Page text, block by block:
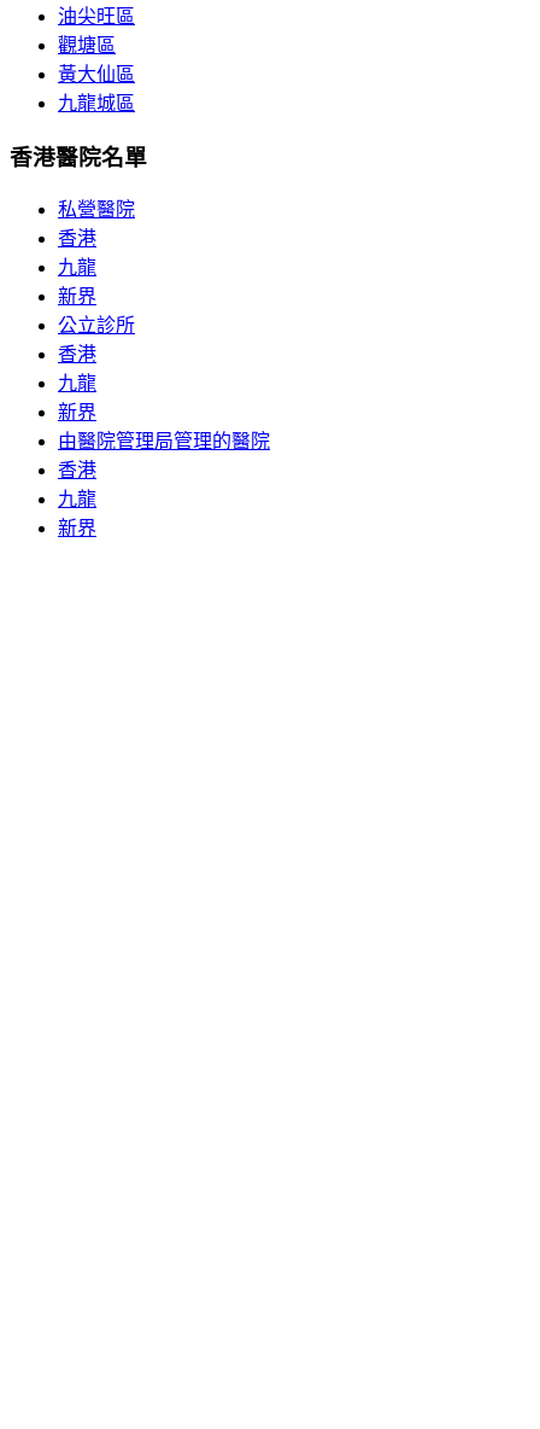
油尖旺區
觀塘區
黃大仙區
九龍城區
香港醫院名單
私營醫院
香港
九龍
新界
公立診所
香港
九龍
新界
由醫院管理局管理的醫院
香港
九龍
新界